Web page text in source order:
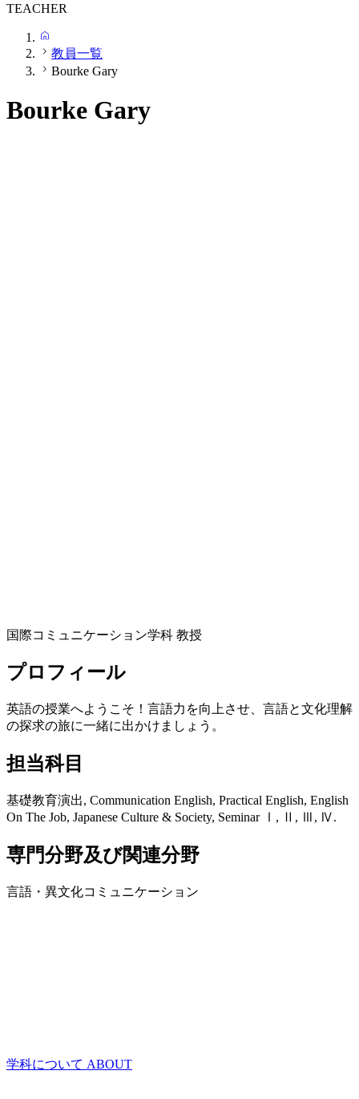
TEACHER
教員一覧
Bourke Gary
Bourke Gary
国際コミュニケーション学科 教授
プロフィール
英語の授業へようこそ！言語力を向上させ、言語と文化理解
の探求の旅に一緒に出かけましょう。
担当科目
基礎教育演出, Communication English, Practical English, English
On The Job, Japanese Culture & Society, Seminar Ⅰ, Ⅱ, Ⅲ, Ⅳ.
専門分野及び関連分野
言語・異文化コミュニケーション
学科について ABOUT